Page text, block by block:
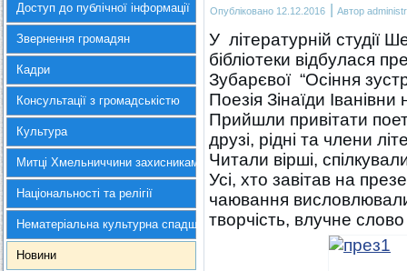
Доступ до публічної інформації
Звернення громадян
Кадри
Консультації з громадськістю
Культура
Митці Хмельниччини захисникам України
Національності та релігії
Нематеріальна культурна спадщина
Новини
Опубліковано 12.12.2016 | Автор
У літературній студії
бібліотеки відбулася
Зубарєвої “Осіння
Поезія Зінаїди
Прийшли привітати
друзі, рідні та члени
Читали вірші,
Усі, хто завітав на
чаювання висловлювали
творчість, влучне